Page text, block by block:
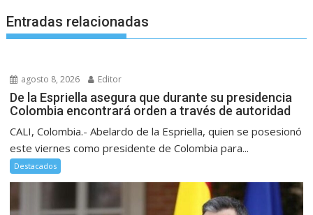
Entradas relacionadas
agosto 8, 2026 Editor
De la Espriella asegura que durante su presidencia
Colombia encontrará orden a través de autoridad
CALI, Colombia.- Abelardo de la Espriella, quien se posesionó
este viernes como presidente de Colombia para...
Destacados